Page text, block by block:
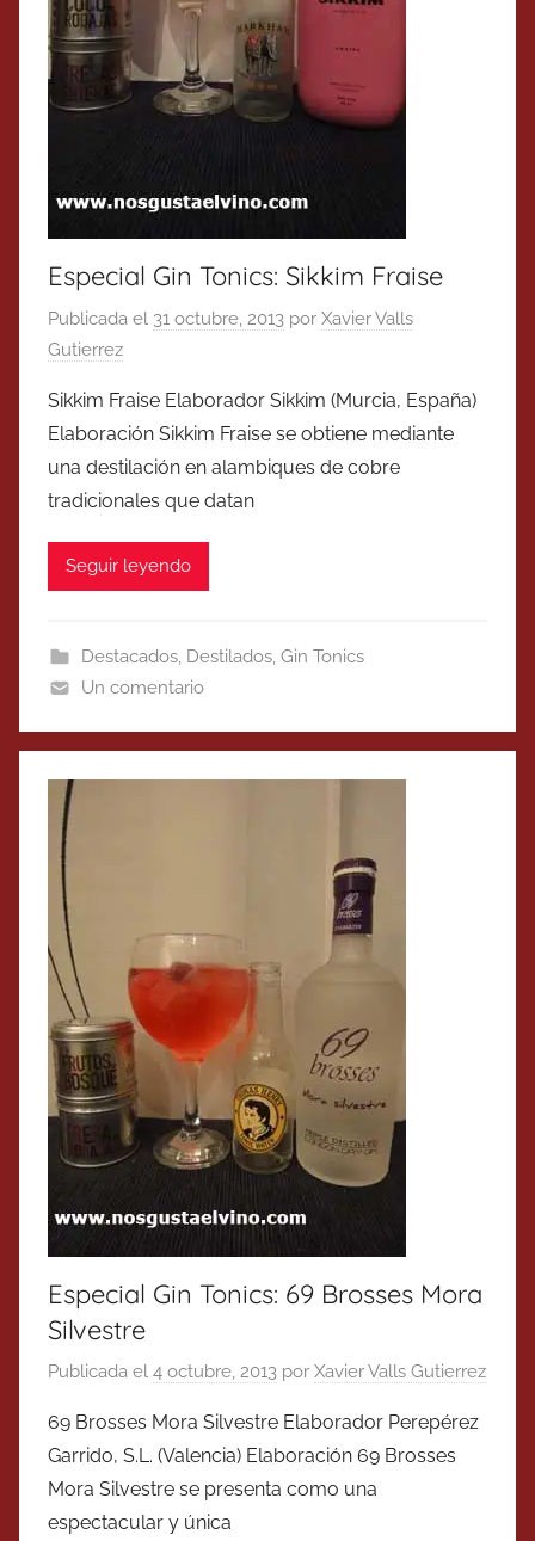
Especial Gin Tonics: Sikkim Fraise
Publicada el 31 octubre, 2013 por Xavier Valls
Gutierrez
Sikkim Fraise Elaborador Sikkim (Murcia, España)
Elaboración Sikkim Fraise se obtiene mediante
una destilación en alambiques de cobre
tradicionales que datan
Seguir leyendo
Destacados, Destilados, Gin Tonics
Un comentario
Especial Gin Tonics: 69 Brosses Mora
Silvestre
Publicada el 4 octubre, 2013 por Xavier Valls Gutierrez
69 Brosses Mora Silvestre Elaborador Perepérez
Garrido, S.L. (Valencia) Elaboración 69 Brosses
Mora Silvestre se presenta como una
espectacular y única